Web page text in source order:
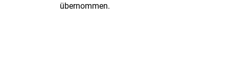
übernommen.